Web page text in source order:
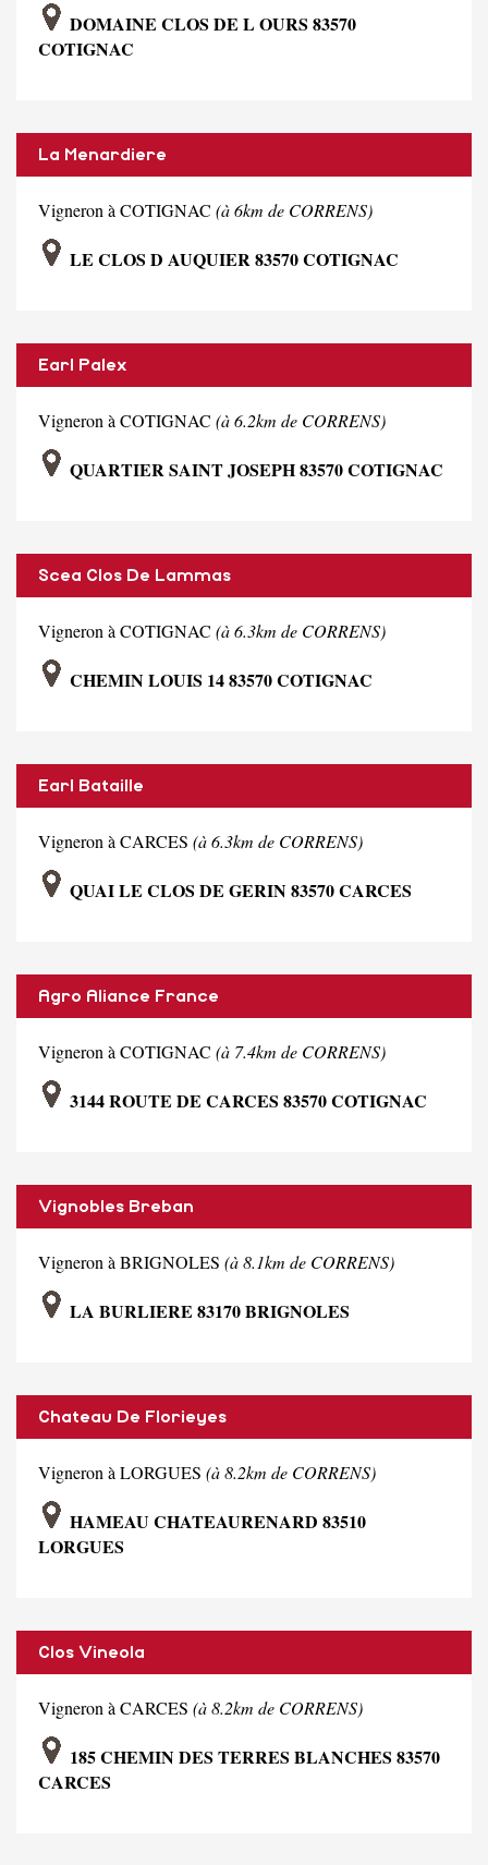
DOMAINE CLOS DE L OURS 83570
COTIGNAC
La Menardiere
Vigneron à COTIGNAC (à 6km de CORRENS)
LE CLOS D AUQUIER 83570 COTIGNAC
Earl Palex
Vigneron à COTIGNAC (à 6.2km de CORRENS)
QUARTIER SAINT JOSEPH 83570 COTIGNAC
Scea Clos De Lammas
Vigneron à COTIGNAC (à 6.3km de CORRENS)
CHEMIN LOUIS 14 83570 COTIGNAC
Earl Bataille
Vigneron à CARCES (à 6.3km de CORRENS)
QUAI LE CLOS DE GERIN 83570 CARCES
Agro Aliance France
Vigneron à COTIGNAC (à 7.4km de CORRENS)
3144 ROUTE DE CARCES 83570 COTIGNAC
Vignobles Breban
Vigneron à BRIGNOLES (à 8.1km de CORRENS)
LA BURLIERE 83170 BRIGNOLES
Chateau De Florieyes
Vigneron à LORGUES (à 8.2km de CORRENS)
HAMEAU CHATEAURENARD 83510
LORGUES
Clos Vineola
Vigneron à CARCES (à 8.2km de CORRENS)
185 CHEMIN DES TERRES BLANCHES 83570
CARCES